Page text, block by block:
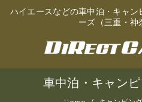
ハイエースなどの車中泊・キャ
ーズ（三重・神
車中泊・キャン